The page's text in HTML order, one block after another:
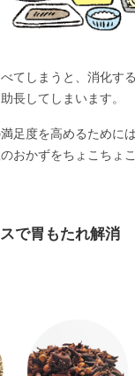
てしまうと、消化す
長してしまいます。
足度を高めるために
おかずをちょこちょ
で胃もたれ解消